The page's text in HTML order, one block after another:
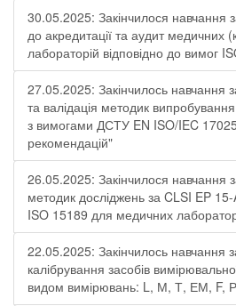
30.05.2025: Закінчилося навчання
до акредитації та аудит медичних
лабораторій відповідно до вимог
27.05.2025: Закінчилось навчання
та валідація методик
з вимогами ДСТУ EN ISO/IEC
рекомендацій"
26.05.2025: Закінчилося навчання
методик досліджень за CLSI EP 15-
ISO 15189 для медичних
22.05.2025: Закінчилось навчання
калібрування засобів
видом вимірювань: L, М, Т, ЕМ, F,